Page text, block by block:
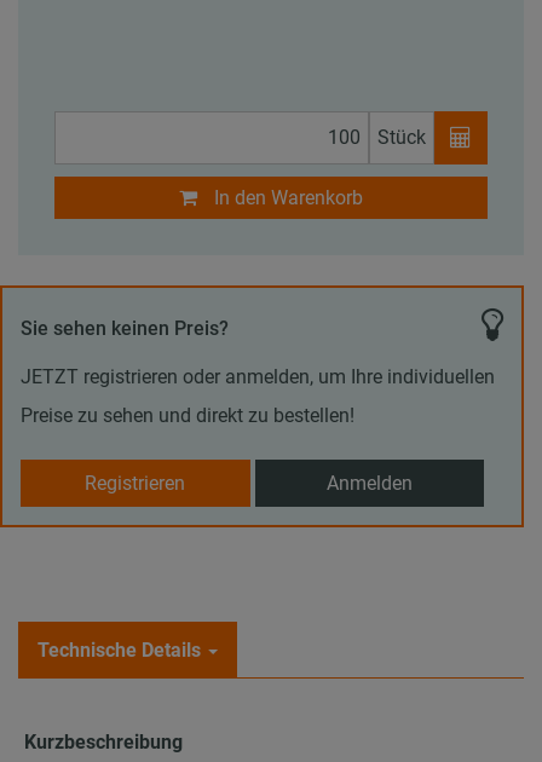
Stück
In den Warenkorb
Sie sehen keinen Preis?
JETZT registrieren oder anmelden, um Ihre individuellen
Preise zu sehen und direkt zu bestellen!
Registrieren Anmelden
Technische Details
Kurzbeschreibung